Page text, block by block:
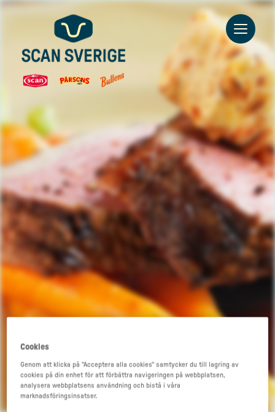
Go to main content
Grillad rumpstek med
anchochilismör och
Cookies
Genom att klicka på "Acceptera alla cookies" samtycker du till lagring av
cookies på din enhet för att förbättra navigeringen på webbplatsen,
analysera webbplatsens användning och bistå i våra
marknadsföringsinsatser.